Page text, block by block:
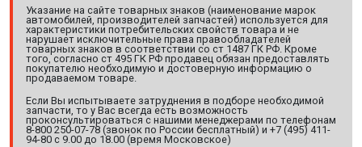
Указание на сайте товарных знаков (наименование марок
автомобилей, производителей запчастей) используется для
характеристики потребительских свойств товара и не
нарушает исключительные права правообладателей
товарных знаков в соответствии со ст 1487 ГК РФ. Кроме
того, согласно ст 495 ГК РФ продавец обязан предоставлять
покупателю необходимую и достоверную информацию о
продаваемом товаре.
Если Вы испытываете затруднения в подборе необходимой
запчасти, то у Вас всегда есть возможность
проконсультироваться с нашими менеджерами по телефонам
8-800 250-07-78 (звонок по России бесплатный) и +7 (495) 411-
94-80 с 9.00 до 18.00 (время Московское)